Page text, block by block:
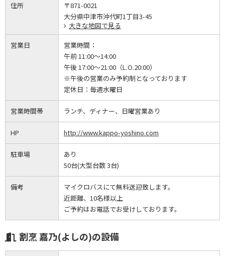
住所
〒871-0021
大分県中津市沖代町1丁目3-45
大きな地図で見る
営業日
営業時間：
午前 11:00～14:00
午後 17:00～21:00（L.O.20:00）
※午後の営業のみ予約制となっております
定休日： 毎週水曜日
営業時間帯 ランチ、ディナー、日曜営業あり
HP http://www.kappo-yoshino.com
駐車場
あり
50台(大型台数 3台)
備考
マイクロバスにて無料送迎致します。
近距離、10名様以上
ご予約はお電話でお受けしております。
割烹 嘉乃(よしの)の設備